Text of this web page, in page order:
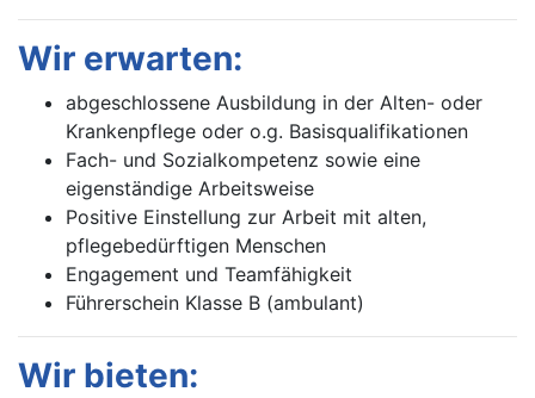
Wir erwarten:
abgeschlossene Ausbildung in der Alten- oder
Krankenpflege oder o.g. Basisqualifikationen
Fach- und Sozialkompetenz sowie eine
eigenständige Arbeitsweise
Positive Einstellung zur Arbeit mit alten,
pflegebedürftigen Menschen
Engagement und Teamfähigkeit
Führerschein Klasse B (ambulant)
Wir bieten: